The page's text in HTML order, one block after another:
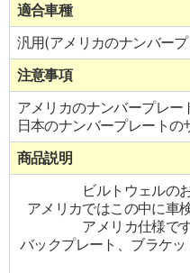
適合車種
汎用(アメリカのナンバー
注意事項
アメリカのナンバープレー
日本のナンバープレート
商品説明
ビルトウェルの
アメリカではこの中に車
アメリカ仕様で
バックプレート、ブラケ